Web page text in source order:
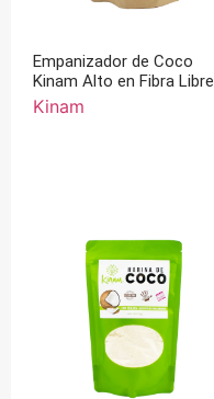
Empanizador de Coco
Kinam Alto en Fibra Libre
de Gluten 100% Artesanal
200 g
Kinam